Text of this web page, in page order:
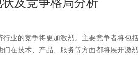
及竞争格局分析
业的竞争将更加激烈。主要竞争者将包括
在技术、产品、服务等方面都将展开激烈